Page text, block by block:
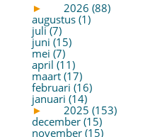
►
2026 (88)
augustus (1)
juli (7)
juni (15)
mei (7)
april (11)
maart (17)
februari (16)
januari (14)
►
2025 (153)
december (15)
november (15)